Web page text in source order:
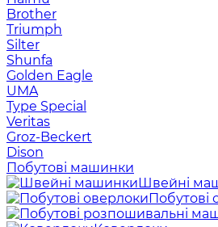
Brother
Triumph
Silter
Shunfa
Golden Eagle
UMA
Type Special
Veritas
Groz-Beckert
Dison
Побутові машинки
Швейні
Побутові